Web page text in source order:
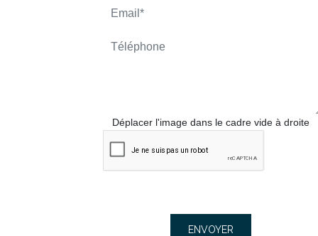
Déplacer l'image dans le cadre vide à droite
ENVOYER